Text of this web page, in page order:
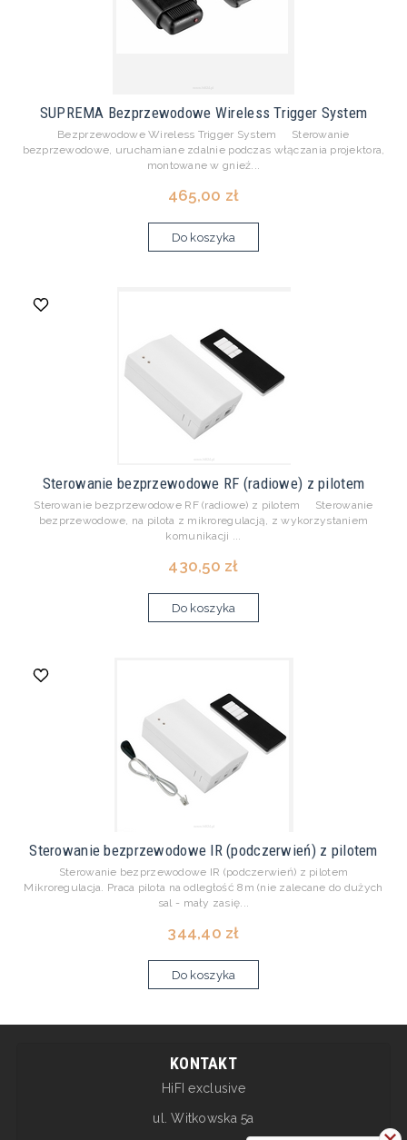
SUPREMA Bezprzewodowe Wireless Trigger System
Bezprzewodowe Wireless Trigger System Sterowanie
bezprzewodowe, uruchamiane zdalnie podczas włączania projektora,
montowane w gnieź...
465,00 zł
Do koszyka
Sterowanie bezprzewodowe RF (radiowe) z pilotem
Sterowanie bezprzewodowe RF (radiowe) z pilotem Sterowanie
bezprzewodowe, na pilota z mikroregulacją, z wykorzystaniem
komunikacji ...
430,50 zł
Do koszyka
Sterowanie bezprzewodowe IR (podczerwień) z pilotem
Sterowanie bezprzewodowe IR (podczerwień) z pilotem
Mikroregulacja. Praca pilota na odległość 8m (nie zalecane do dużych
sal - mały zasię...
344,40 zł
Do koszyka
KONTAKT
HiFI exclusive
ul. Witkowska 5a